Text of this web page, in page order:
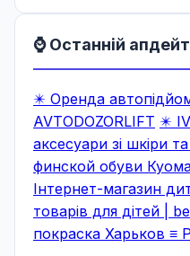
⌚ Останній апдейт
✴️ Оренда
AVTODOZORLIFT ✴️
аксесуари зі шкіри
финской обуви
Інтернет-магазин
товарів для дітей |
покраска Харьков ≡